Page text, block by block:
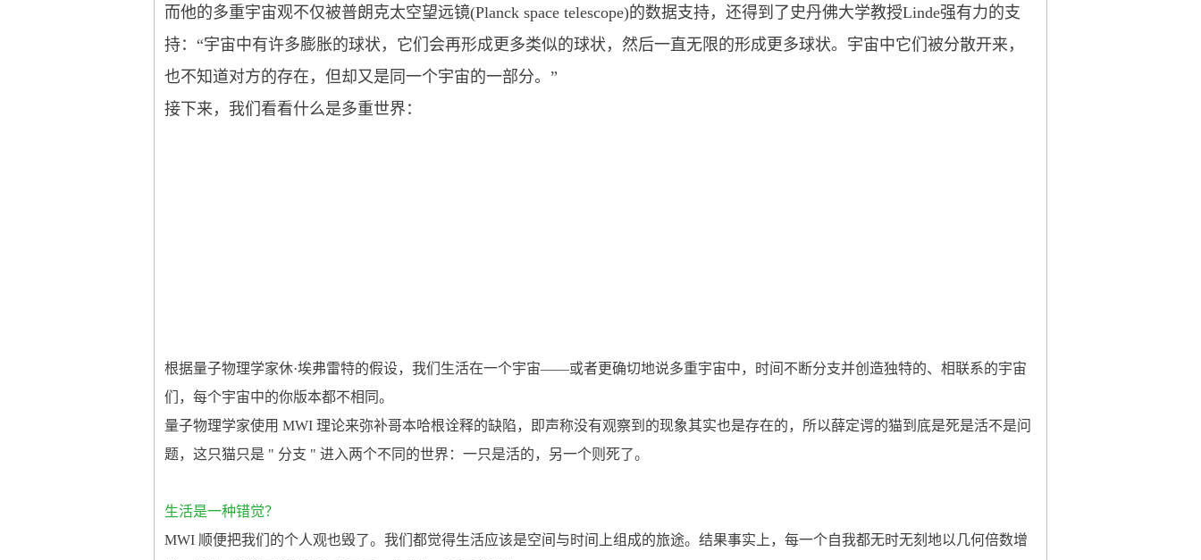
而他的多重宇宙观不仅被普朗克太空望远镜(Planck space telescope)的数据支持，还得到了史丹佛大学教授Linde强有力的支
持：“宇宙中有许多膨胀的球状，它们会再形成更多类似的球状，然后一直无限的形成更多球状。宇宙中它们被分散开来，
也不知道对方的存在，但却又是同一个宇宙的一部分。”
接下来，我们看看什么是多重世界：
根据量子物理学家休·埃弗雷特的假设，我们生活在一个宇宙——或者更确切地说多重宇宙中，时间不断分支并创造独特的、相联系的宇宙
们，每个宇宙中的你版本都不相同。
量子物理学家使用 MWI 理论来弥补哥本哈根诠释的缺陷，即声称没有观察到的现象其实也是存在的，所以薛定谔的猫到底是死是活不是问
题，这只猫只是 " 分支 " 进入两个不同的世界：一只是活的，另一个则死了。
生活是一种错觉？
MWI 顺便把我们的个人观也毁了。我们都觉得生活应该是空间与时间上组成的旅途。结果事实上，每一个自我都无时无刻地以几何倍数增